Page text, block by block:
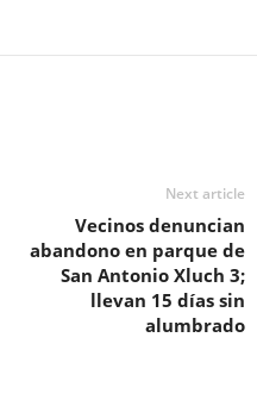
Next article
Vecinos denuncian
abandono en parque de
San Antonio Xluch 3;
llevan 15 días sin
alumbrado